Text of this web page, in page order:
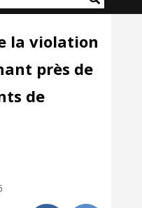
la violation
près de
de